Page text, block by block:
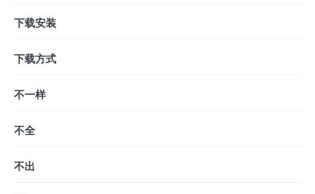
下载安装
下载方式
不一样
不全
不出